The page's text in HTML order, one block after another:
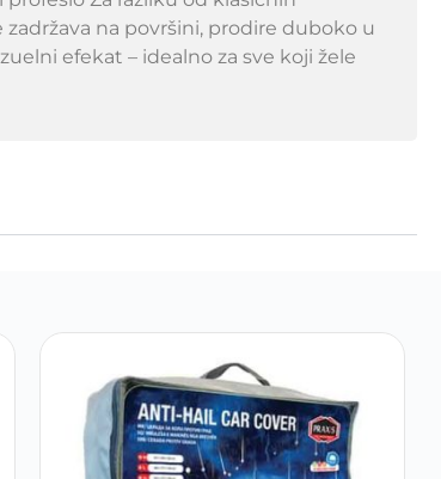
na površini, prodire duboko u
efekat – idealno za sve koji žele